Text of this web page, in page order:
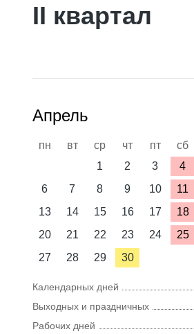
II квартал
Апрель
пн вт ср чт пт сб
1
2 3 4
6
7 8 9 10 11
13
14 15 16 17 18
20
21 22 23 24 25
27
28 29 30
Календарных дней
Выходных и праздничных
Рабочих дней